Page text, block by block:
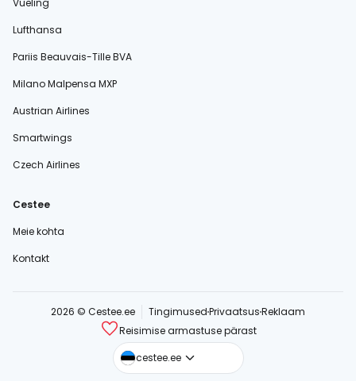
Vueling
Lufthansa
Pariis Beauvais-Tille BVA
Milano Malpensa MXP
Austrian Airlines
Smartwings
Czech Airlines
Cestee
Meie kohta
Kontakt
2026 © Cestee.ee TingimusedPrivaatsusReklaam
Reisimise armastuse pärast
cestee.ee
cestee.com
cestee.sk